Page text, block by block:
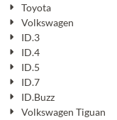
Toyota
Volkswagen
ID.3
ID.4
ID.5
ID.7
ID.Buzz
Volkswagen Tiguan